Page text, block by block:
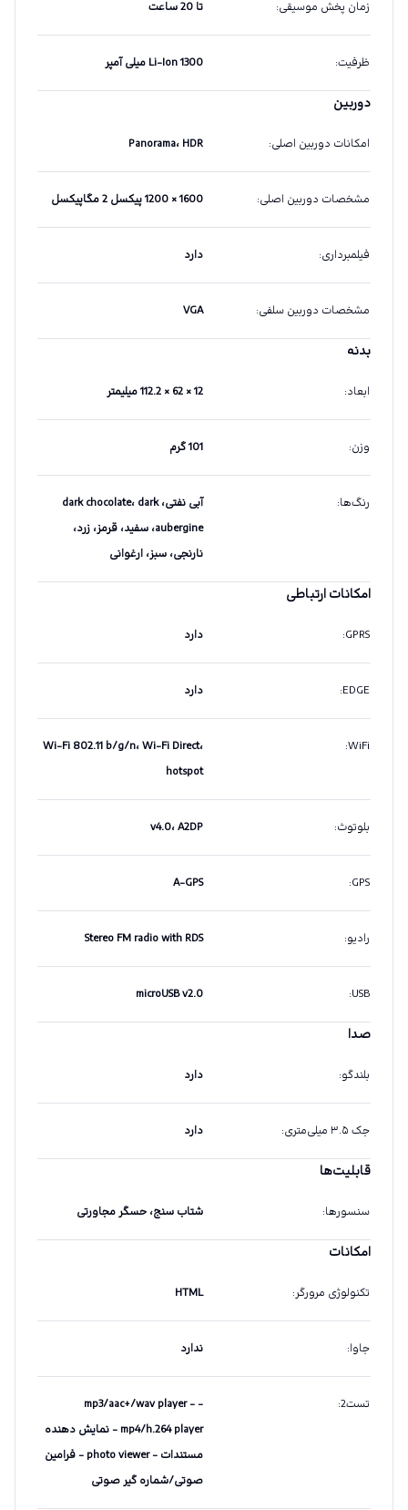
زمان پخش موسیقی: تا 20 ساعت
ظرفیت: Li-Ion 1300 میلی آمپر
دوربین
امکانات دوربین اصلی: Panorama، HDR
مشخصات دوربین اصلی: 1600 × 1200 پیکسل 2 مگاپیکسل
فیلمبرداری: دارد
مشخصات دوربین سلفی:
VGA
بدنه
ابعاد: 12 × 62 × 112.2 میلیمتر
وزن: 101 گرم
رنگ‌ها:
آبی نفتی، dark chocolate، dark
aubergine، سفید، قرمز، زرد،
نارنجی، سبز، ارغوانی
امکانات ارتباطی
GPRS
: دارد
EDGE
: دارد
WiFi
:
Wi-Fi 802.11 b/g/n، Wi-Fi Direct،
hotspot
بلوتوث: v4.0، A2DP
GPS
:
A-GPS
رادیو:
Stereo FM radio with RDS
USB
:
microUSB v2.0
صدا
بلندگو: دارد
جک ۳.۵ میلی‌متری : دارد
قابلیت‌ها
سنسورها: شتاب سنج، حسگر مجاورتی
امکانات
تکنولوژی مرورگر:
HTML
جاوا: ندارد
تست2 :
- mp3/aac+/wav player -
mp4/h.264 player - نمایش دهنده
مستندات - photo viewer - فرامین
صوتی/شماره گیر صوتی